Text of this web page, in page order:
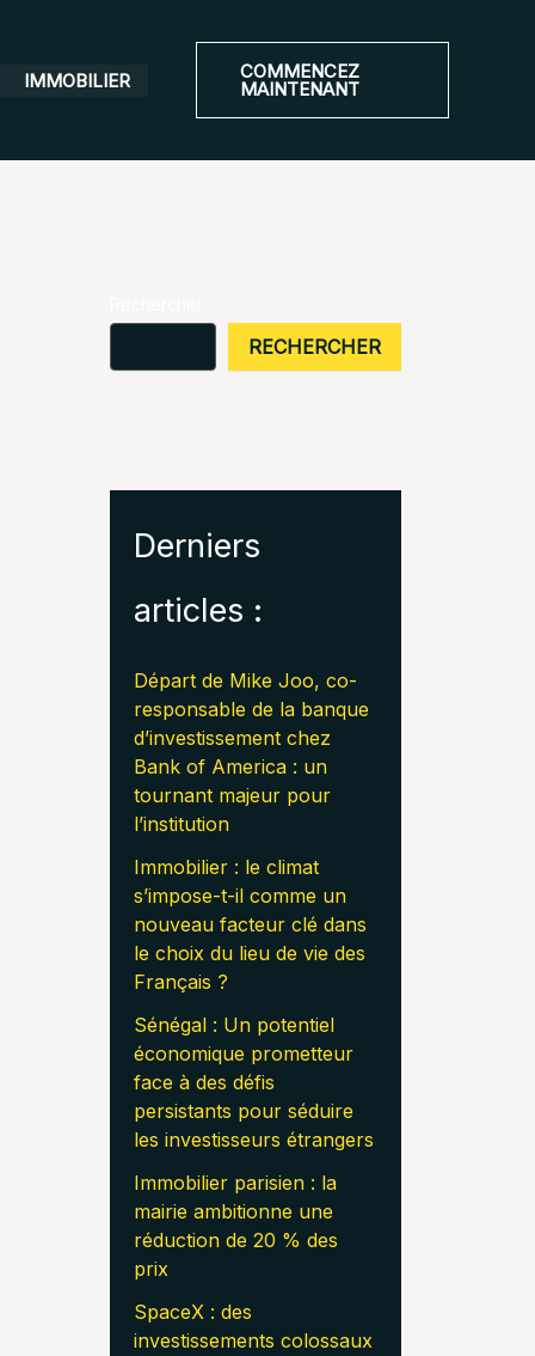
IMMOBILIER COMMENCEZ
MAINTENANT
RECHERCHER
Derniers
articles :
Départ de Mike Joo, co-
responsable de la banque
d’investissement chez
Bank of America : un
tournant majeur pour
l’institution
Immobilier : le climat
s’impose-t-il comme un
nouveau facteur clé dans
le choix du lieu de vie des
Français ?
Sénégal : Un potentiel
économique prometteur
face à des défis
persistants pour séduire
les investisseurs étrangers
Immobilier parisien : la
mairie ambitionne une
réduction de 20 % des
prix
SpaceX : des
investissements colossaux